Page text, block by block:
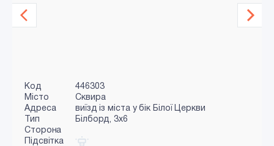
Код
446303
Місто
Сквира
Адреса
виїзд із міста у бік Білої Церкви
Тип
Білборд, 3x6
Сторона
Підсвітка